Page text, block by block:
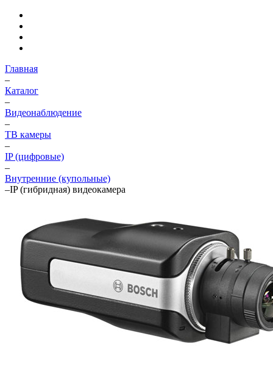
Главная
–
Каталог
–
Видеонаблюдение
–
ТВ камеры
–
IP (цифровые)
–
Внутренние (купольные)
–IP (гибридная) видеокамера